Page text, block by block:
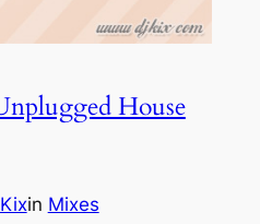
House
Kixin Mixes